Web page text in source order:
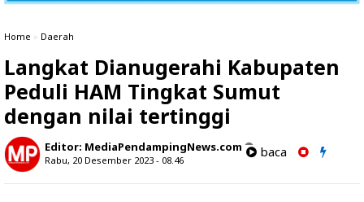
Home » Daerah
Langkat Dianugerahi Kabupaten
Peduli HAM Tingkat Sumut
dengan nilai tertinggi
Editor: MediaPendampingNews.com
Rabu, 20 Desember 2023 - 08.46
baca